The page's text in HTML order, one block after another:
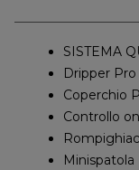
SISTEMA
Dripper Pro
Coperchio
Controllo
Minispatola